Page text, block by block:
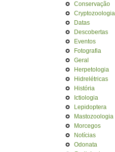
Conservação
Cryptozoologia
Datas
Descobertas
Eventos
Fotografia
Geral
Herpetologia
Hidrelétricas
História
Ictiologia
Lepidoptera
Mastozoologia
Morcegos
Notícias
Odonata